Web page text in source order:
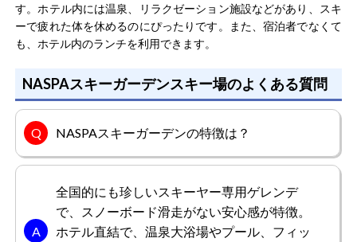
す。ホテル内には温泉、リラクゼーション施設などがあり、スキ
ーで疲れた体を休めるのにぴったりです。また、宿泊者でなくて
も、ホテル内のランチを利用できます。
NASPAスキーガーデンスキー場のよくある質問
NASPAスキーガーデンの特徴は？
全国的にも珍しいスキーヤー専用ゲレンデ
で、スノーボード滑走がない安心感が特徴。
ホテル直結で、温泉大浴場やプール、フィッ